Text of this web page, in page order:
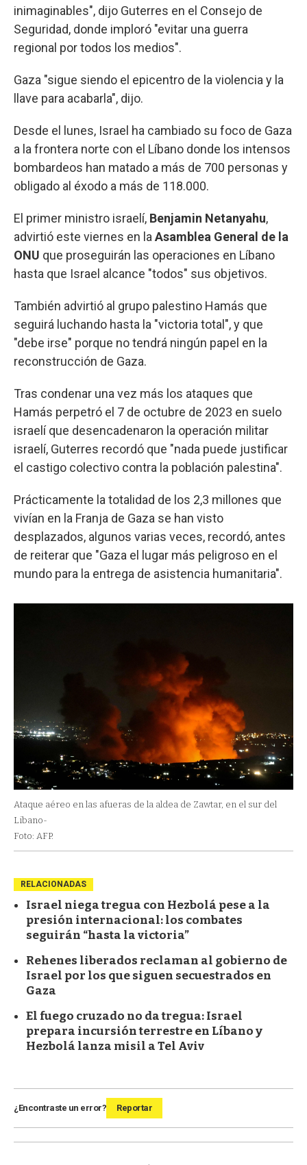
inimaginables", dijo Guterres en el Consejo de
Seguridad, donde imploró "evitar una guerra
regional por todos los medios".
Gaza "sigue siendo el epicentro de la violencia y la
llave para acabarla", dijo.
Desde el lunes, Israel ha cambiado su foco de Gaza
a la frontera norte con el Líbano donde los intensos
bombardeos han matado a más de 700 personas y
obligado al éxodo a más de 118.000.
El primer ministro israelí, Benjamin Netanyahu,
advirtió este viernes en la Asamblea General de la
ONU que proseguirán las operaciones en Líbano
hasta que Israel alcance "todos" sus objetivos.
También advirtió al grupo palestino Hamás que
seguirá luchando hasta la "victoria total", y que
"debe irse" porque no tendrá ningún papel en la
reconstrucción de Gaza.
Tras condenar una vez más los ataques que
Hamás perpetró el 7 de octubre de 2023 en suelo
israelí que desencadenaron la operación militar
israelí, Guterres recordó que "nada puede justificar
el castigo colectivo contra la población palestina".
Prácticamente la totalidad de los 2,3 millones que
vivían en la Franja de Gaza se han visto
desplazados, algunos varias veces, recordó, antes
de reiterar que "Gaza el lugar más peligroso en el
mundo para la entrega de asistencia humanitaria".
Ataque aéreo en las afueras de la aldea de Zawtar, en el sur del
Libano-
Foto: AFP.
RELACIONADAS
Israel niega tregua con Hezbolá pese a la
presión internacional: los combates
seguirán “hasta la victoria”
Rehenes liberados reclaman al gobierno de
Israel por los que siguen secuestrados en
Gaza
El fuego cruzado no da tregua: Israel
prepara incursión terrestre en Líbano y
Hezbolá lanza misil a Tel Aviv
¿Encontraste un error? Reportar